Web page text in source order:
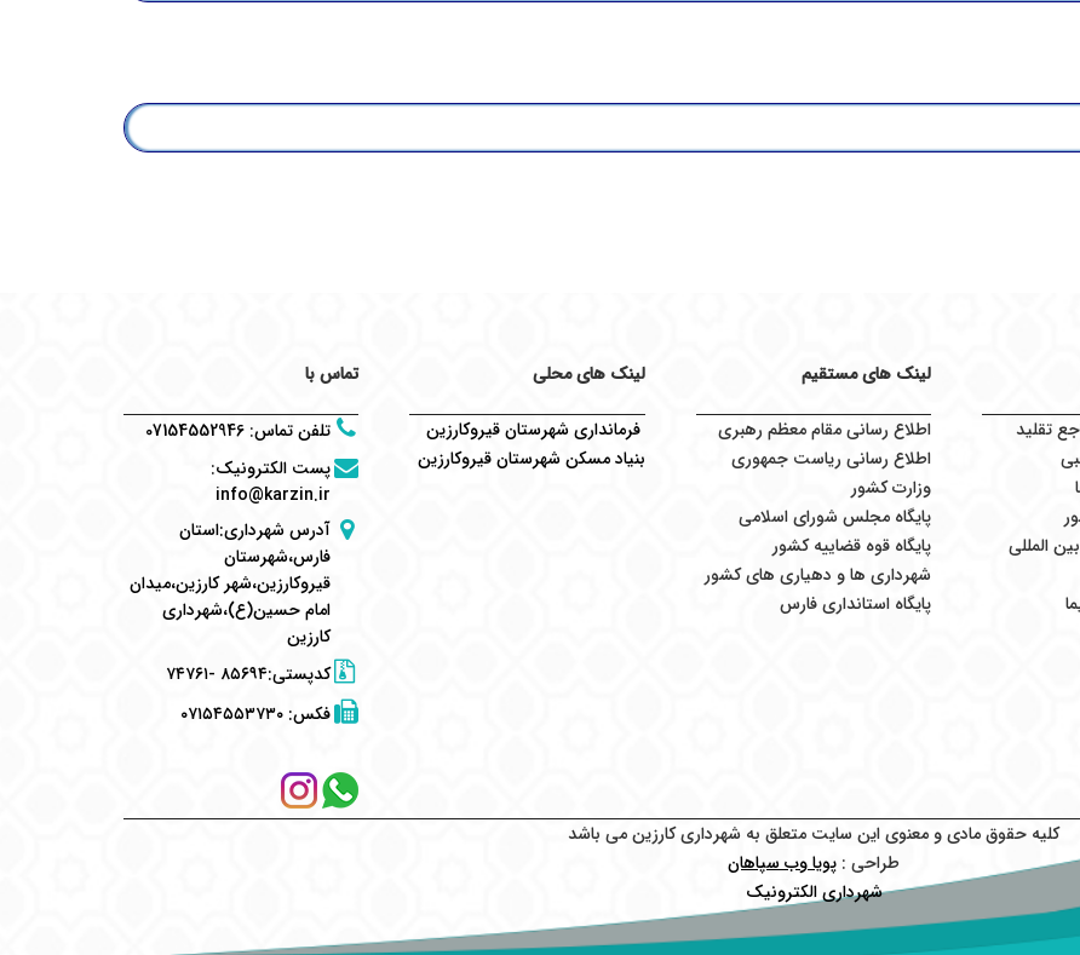
تقلید
المللی
لینک های مستقیم
اطلاع رسانی مقام معظم رهبری
اطلاع رسانی ریاست جمهوری
وزارت کشور
پایگاه مجلس شورای اسلامی
پایگاه قوه قضاییه کشور
شهرداری ها و دهیاری های کشور
پایگاه استانداری فارس
لینک های محلی
فرمانداری شهرستان قیروکارزین
بنیاد مسکن شهرستان قیروکارزین
تماس با
تلفن تماس:
07154552946
پست الکترونیک:
info@karzin.ir
آدرس شهرداری:استان
فارس،شهرستان
قیروکارزین،شهر کارزین،میدان
امام حسین(ع)،شهرداری
کارزین
کدپستی:۸۵۶۹۴ -۷۴۷۶۱
فکس: ۰۷۱۵۴۵۵۳۷۳۰
کلیه حقوق مادی و معنوی این سایت متعلق به شهرداری کارزین می باشد
طراحی : پویا وب سپاهان
شهرداری الکترونیک